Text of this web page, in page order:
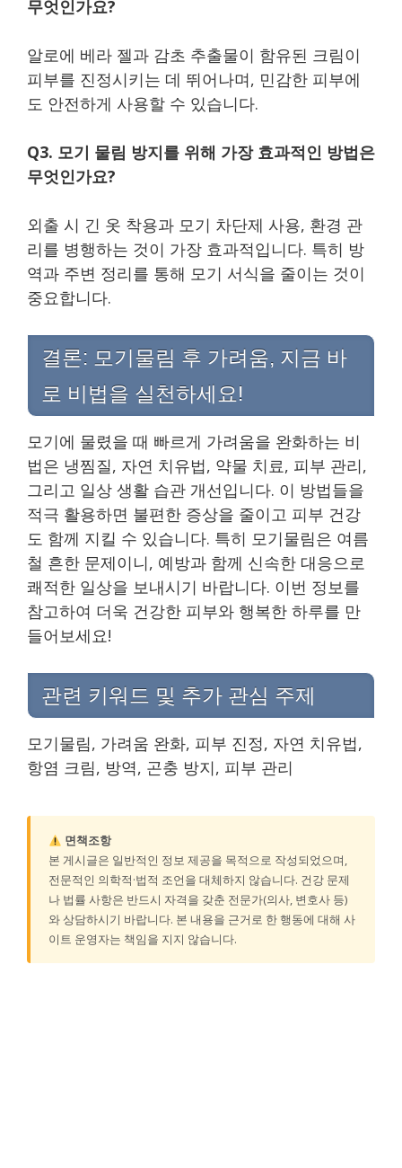
무엇인가요?
알로에 베라 젤과 감초 추출물이 함유된 크림이
피부를 진정시키는 데 뛰어나며, 민감한 피부에
도 안전하게 사용할 수 있습니다.
Q3. 모기 물림 방지를 위해 가장 효과적인 방법은
무엇인가요?
외출 시 긴 옷 착용과 모기 차단제 사용, 환경 관
리를 병행하는 것이 가장 효과적입니다. 특히 방
역과 주변 정리를 통해 모기 서식을 줄이는 것이
중요합니다.
결론: 모기물림 후 가려움, 지금 바
로 비법을 실천하세요!
모기에 물렸을 때 빠르게 가려움을 완화하는 비
법은 냉찜질, 자연 치유법, 약물 치료, 피부 관리,
그리고 일상 생활 습관 개선입니다. 이 방법들을
적극 활용하면 불편한 증상을 줄이고 피부 건강
도 함께 지킬 수 있습니다. 특히 모기물림은 여름
철 흔한 문제이니, 예방과 함께 신속한 대응으로
쾌적한 일상을 보내시기 바랍니다. 이번 정보를
참고하여 더욱 건강한 피부와 행복한 하루를 만
들어보세요!
관련 키워드 및 추가 관심 주제
모기물림, 가려움 완화, 피부 진정, 자연 치유법,
항염 크림, 방역, 곤충 방지, 피부 관리
면책조항
본 게시글은 일반적인 정보 제공을 목적으로 작성되었으며,
전문적인 의학적·법적 조언을 대체하지 않습니다. 건강 문제
나 법률 사항은 반드시 자격을 갖춘 전문가(의사, 변호사 등)
와 상담하시기 바랍니다. 본 내용을 근거로 한 행동에 대해 사
이트 운영자는 책임을 지지 않습니다.